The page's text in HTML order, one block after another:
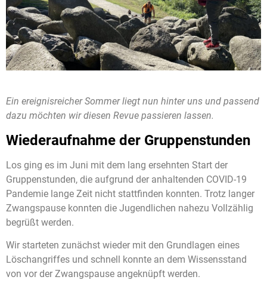
Ein ereignisreicher Sommer liegt nun hinter uns und passend
dazu möchten wir diesen Revue passieren lassen.
Wiederaufnahme der Gruppenstunden
Los ging es im Juni mit dem lang ersehnten Start der
Gruppenstunden, die aufgrund der anhaltenden COVID-19
Pandemie lange Zeit nicht stattfinden konnten. Trotz langer
Zwangspause konnten die Jugendlichen nahezu Vollzählig
begrüßt werden.
Wir starteten zunächst wieder mit den Grundlagen eines
Löschangriffes und schnell konnte an dem Wissensstand
von vor der Zwangspause angeknüpft werden.